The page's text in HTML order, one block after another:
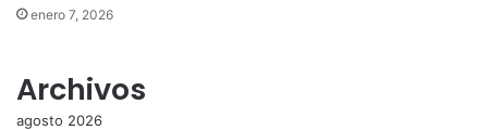
enero 7, 2026
Archivos
agosto 2026